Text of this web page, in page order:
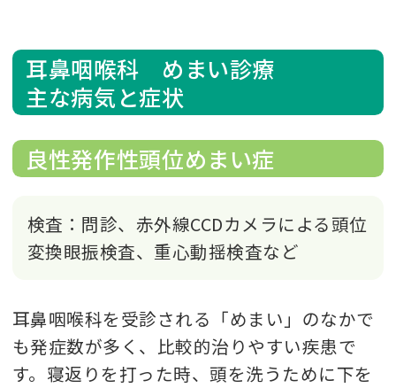
耳鼻咽喉科 めまい診療
主な病気と症状
良性発作性頭位めまい症
検査：問診、赤外線CCDカメラによる頭位
変換眼振検査、重心動揺検査など
耳鼻咽喉科を受診される「めまい」のなかで
も発症数が多く、比較的治りやすい疾患で
す。寝返りを打った時、頭を洗うために下を